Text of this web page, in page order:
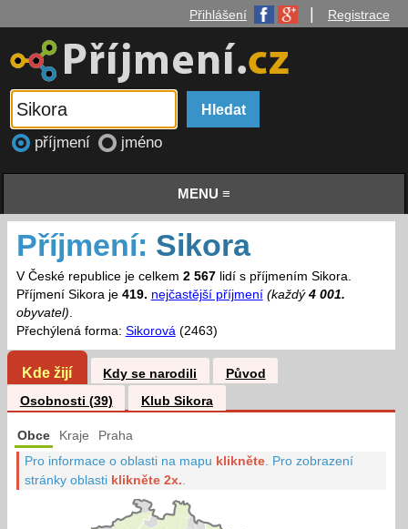
Přihlášení Registrace
příjmení jméno
MENU ≡
Příjmení: Sikora
V České republice je celkem 2 567lidí s příjmením Sikora.
Příjmení Sikora je 419. nejčastější příjmení (každý 4 001.
obyvatel).
Přechýlená forma: Sikorová(2463)
Kde žijí Kdy se narodili
Původ
Osobnosti (39)
Klub Sikora
Obce Kraje Praha
Pro informace o oblasti na mapu klikněte Pro zobrazení
stránky oblasti klikněte 2x.